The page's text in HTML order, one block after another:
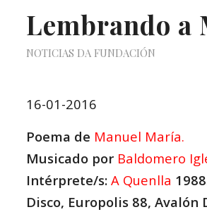
Lembrando a
NOTICIAS DA FUNDACIÓN
16-01-2016
Poema de Manuel María.
Musicado por Baldomero
Intérprete/s: A Quenlla
Disco, Europolis 88, Avalón